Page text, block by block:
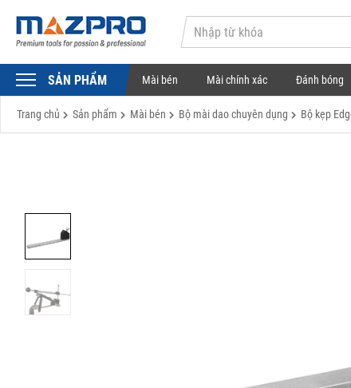
SẢN PHẨM Mài bén Mài chính xác Đánh bóng
Trang chủ Sản phẩm Mài bén Bộ mài dao chuyên dụng Bộ kẹp